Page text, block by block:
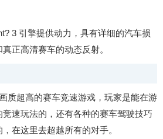
3 引擎提供动力，具有详细的汽车损
正高清赛车的动态反射。
质超高的赛车竞速游戏，玩家是能在游
速玩法的，还有各种的赛车驾驶技巧
在这里去超越所有的对手。